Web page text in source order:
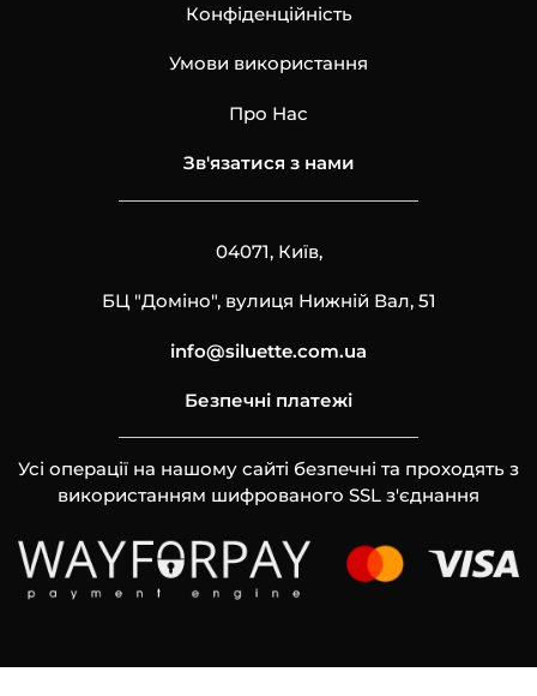
Конфіденційність
Умови використання
Про Нас
Зв'язатися з нами
04071, Київ,
БЦ "Доміно", вулиця Нижній Вал, 51
info@siluette.com.ua
Безпечні платежі
Усі операції на нашому сайті безпечні та проходять з
використанням шифрованого SSL з'єднання